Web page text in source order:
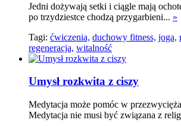
Jedni dożywają setki i ciągle mają
po trzydziestce chodzą przygarbieni... »
Tagi: ćwiczenia, duchowy fitness, joga,
regeneracja, witalność
Umysł rozkwita z ciszy
Medytacja może pomóc w
Medytacja nie musi być związana z